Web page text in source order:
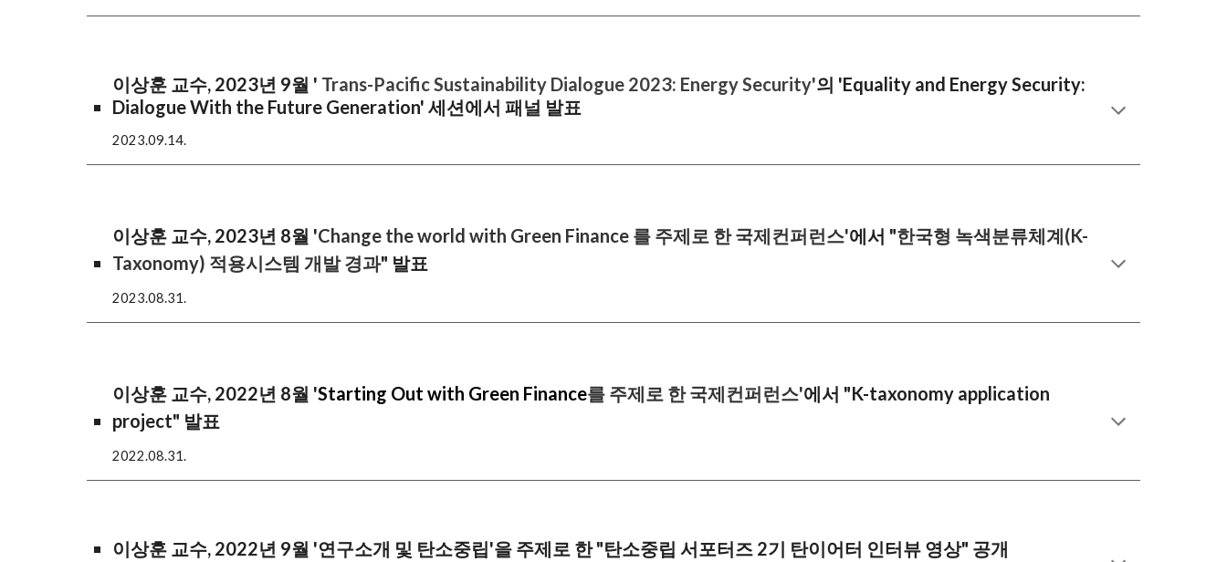
이상훈 교수, 2023년 9월 ' Trans-Pacific Sustainability Dialogue 2023: Energy Security'의 'Equality and Energy Security:
Dialogue With the Future Generation' 세션에서 패널 발표
2023.09.14.
이상훈 교수, 2023년 8월 'Change the world with Green Finance 를 주제로 한 국제컨퍼런스'에서 "한국형 녹색분류체계(K-
Taxonomy) 적용시스템 개발 경과" 발표
2023.08.31.
이상훈 교수, 2022년 8월 'Starting Out with Green Finance를 주제로 한 국제컨퍼런스'에서 "K-taxonomy application
project" 발표
2022.08.31.
이상훈 교수, 2022년 9월 '연구소개 및 탄소중립'을 주제로 한 "탄소중립 서포터즈 2기 탄이어터 인터뷰 영상" 공개